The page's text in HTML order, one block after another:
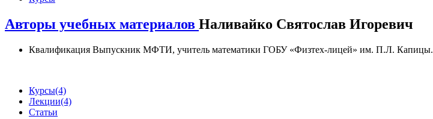
Авторы учебных материалов Наливайко Святослав Игоревич
Квалификация Выпускник МФТИ, учитель математики ГОБУ «Физтех-лицей» им. П.Л. Капицы.
Курсы(4)
Лекции(4)
Статьи